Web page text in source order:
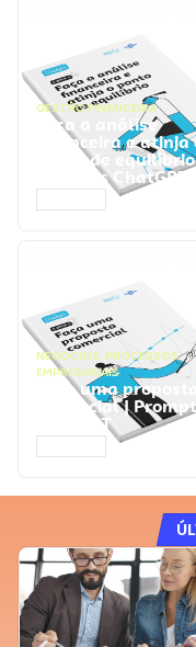
GESTÃO FINANCEIRA
Faça a análise
financeira e atinja
ponto de
Prompts ChatGPT
NEGÓCIOS, PROCESSOS
EMPRESARIAIS
Faça uma
comercial |
ChatGPT